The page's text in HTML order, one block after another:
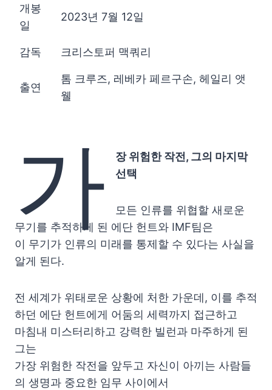
개봉
일
2023년 7월 12일
감독 크리스토퍼 맥쿼리
출연
톰 크루즈, 레베카 페르구손, 헤일리 앳
웰
가
장 위험한 작전, 그의 마지막
선택
모든 인류를 위협할 새로운
무기를 추적하게 된 에단 헌트와 IMF팀은
이 무기가 인류의 미래를 통제할 수 있다는 사실을
알게 된다.
전 세계가 위태로운 상황에 처한 가운데, 이를 추적
하던 에단 헌트에게 어둠의 세력까지 접근하고
마침내 미스터리하고 강력한 빌런과 마주하게 된
그는
가장 위험한 작전을 앞두고 자신이 아끼는 사람들
의 생명과 중요한 임무 사이에서